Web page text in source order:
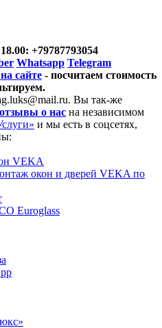
+79787793054
Whatsapp Telegram
сайте - посчитаем стоимость
Вы так-же
о нас на независимом
и мы есть в соцсетях,
VEKA
окон и дверей VEKA по
Euroglass